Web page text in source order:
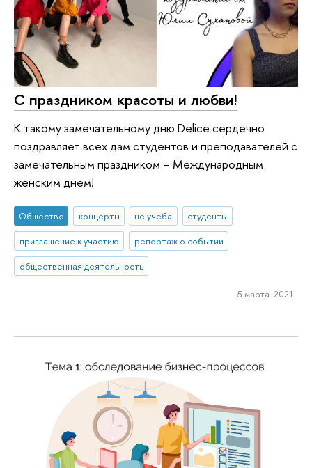
С праздником красоты и любви!
К такому замечательному дню Delice сердечно
поздравляет всех дам студентов и преподавателей с
замечательным праздником – Международным
женским днем!
Общество концерты не учеба
студенты
приглашение к участию
репортаж о событии
общественная деятельность
5 марта 2021